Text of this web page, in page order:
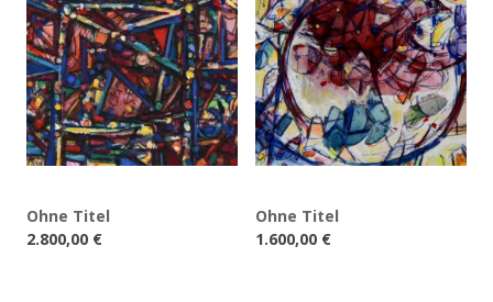
Ohne Titel
2.800,00 €
Ohne Titel
1.600,00 €